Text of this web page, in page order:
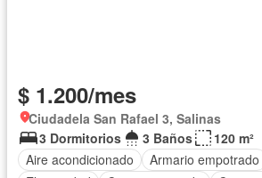
$ 1.200/mes
Ciudadela San Rafael 3, Salinas
3 Dormitorios
3 Baños
120 m²
Aire acondicionado
Armario empotrado